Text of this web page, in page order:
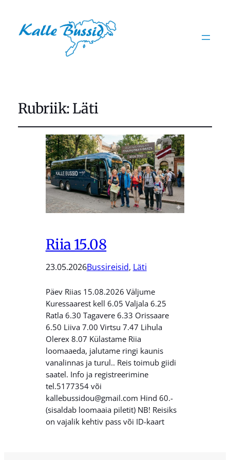
Rubriik: Läti
Riia 15.08
23.05.2026Bussireisid, Läti
Päev Riias 15.08.2026 Väljume
Kuressaarest kell 6.05 Valjala 6.25
Ratla 6.30 Tagavere 6.33 Orissaare
6.50 Liiva 7.00 Virtsu 7.47 Lihula
Olerex 8.07 Külastame Riia
loomaaeda, jalutame ringi kaunis
vanalinnas ja turul.. Reis toimub giidi
saatel. Info ja registreerimine
tel.5177354 või
kallebussidou@gmail.com Hind 60.-
(sisaldab loomaaia piletit) NB! Reisiks
on vajalik kehtiv pass või ID-kaart